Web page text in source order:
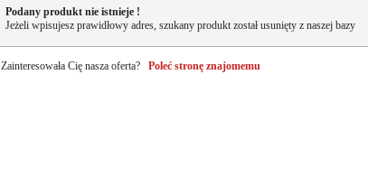
Podany produkt nie istnieje !
Jeżeli wpisujesz prawidłowy adres, szukany produkt został usunięty z naszej bazy
Zainteresowała Cię nasza oferta? Poleć stronę znajomemu